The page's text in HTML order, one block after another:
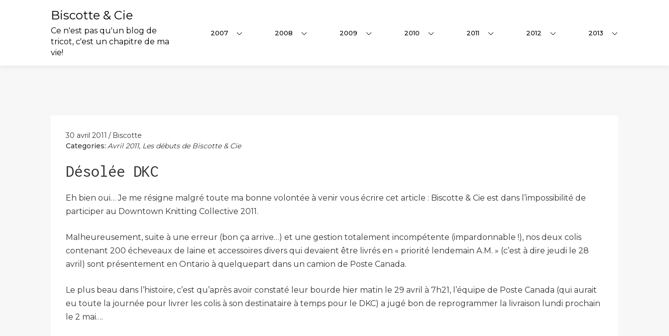
Biscotte & Cie
Ce n'est pas qu'un blog de
tricot, c'est un chapitre de ma
vie!
2007 2008 2009 2010 2011 2012 2013
30 avril 2011
Biscotte
Categories: Avril 2011, Les débuts de Biscotte & Cie
Désolée DKC
Eh bien oui… Je me résigne malgré toute ma bonne volontée à venir vous écrire cet article : Biscotte & Cie est dans l’impossibilité de
participer au Downtown Knitting Collective 2011.
Malheureusement, suite à une erreur (bon ça arrive…) et une gestion totalement incompétente (impardonnable !), nos deux colis
contenant 200 écheveaux de laine et accessoires divers qui devaient être livrés en « priorité lendemain A.M. » (c’est à dire jeudi le 28
avril) sont présentement en Ontario à quelquepart dans un camion de Poste Canada.
Le plus beau dans l’histoire, c’est qu’après avoir constaté leur bourde hier matin le 29 avril à 7h21, l’équipe de Poste Canada (qui aurait
eu toute la journée pour livrer les colis à son destinataire à temps pour le DKC) a jugé bon de reprogrammer la livraison lundi prochain
le 2 mai….